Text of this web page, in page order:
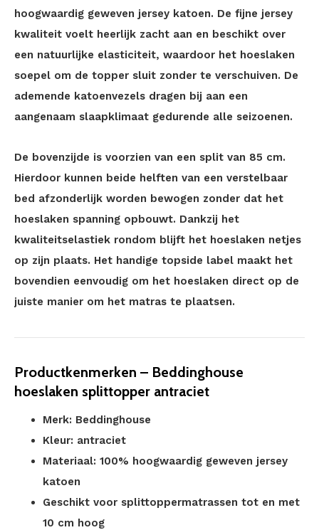
hoogwaardig geweven jersey katoen. De fijne jersey
kwaliteit voelt heerlijk zacht aan en beschikt over
een natuurlijke elasticiteit, waardoor het hoeslaken
soepel om de topper sluit zonder te verschuiven. De
ademende katoenvezels dragen bij aan een
aangenaam slaapklimaat gedurende alle seizoenen.
De bovenzijde is voorzien van een split van 85 cm.
Hierdoor kunnen beide helften van een verstelbaar
bed afzonderlijk worden bewogen zonder dat het
hoeslaken spanning opbouwt. Dankzij het
kwaliteitselastiek rondom blijft het hoeslaken netjes
op zijn plaats. Het handige topside label maakt het
bovendien eenvoudig om het hoeslaken direct op de
juiste manier om het matras te plaatsen.
Productkenmerken – Beddinghouse
hoeslaken splittopper antraciet
Merk: Beddinghouse
Kleur: antraciet
Materiaal: 100% hoogwaardig geweven jersey
katoen
Geschikt voor splittoppermatrassen tot en met
10 cm hoog